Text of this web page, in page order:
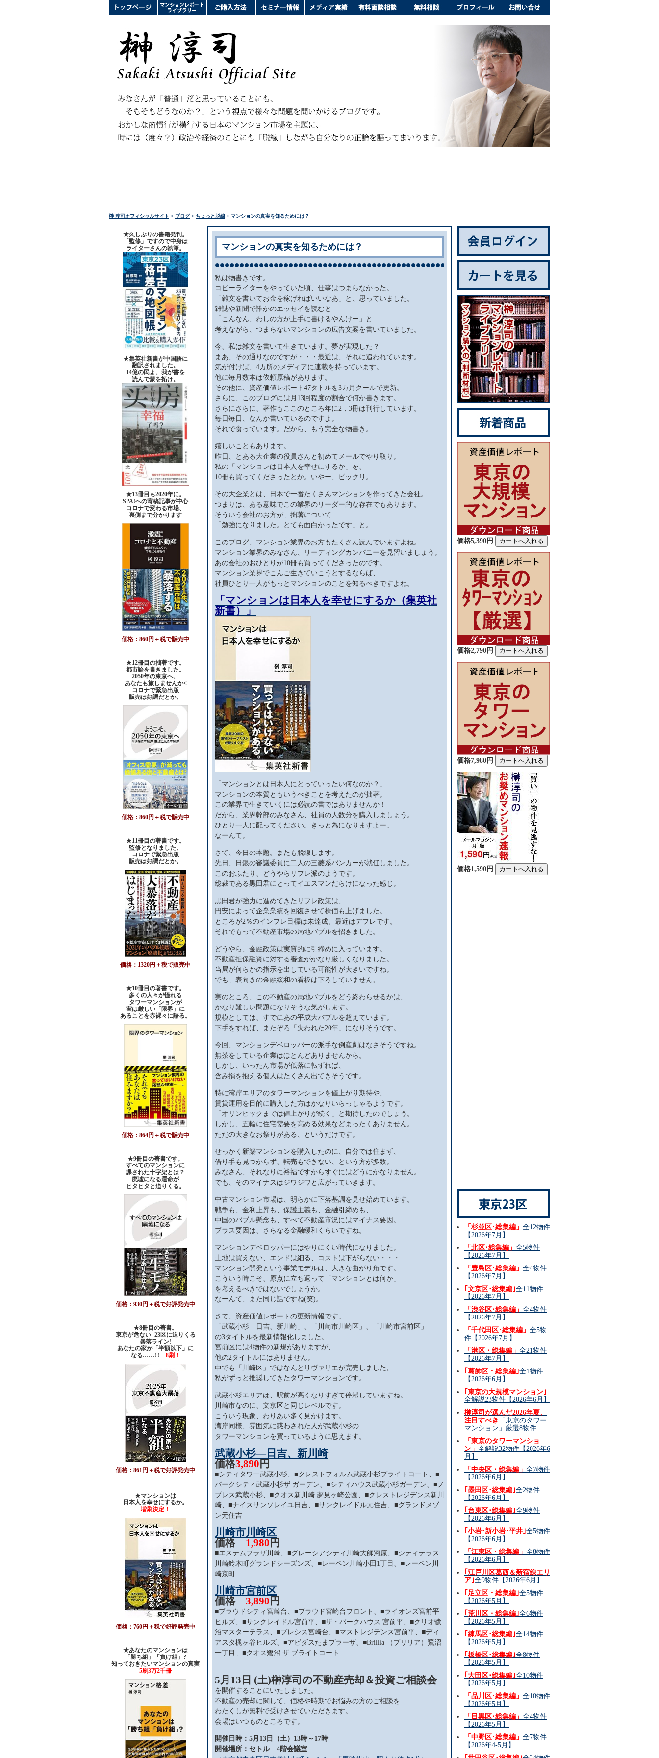
榊 淳司オフィシャルサイト > ブログ> ちょっと脱線 > マンションの真実を知るためには？
★久しぶりの書籍発刊。
「監修」ですので中身は
ライターさんの執筆。
★集英社新書が中国語に
翻訳されました。
14億の民よ、我が書を
読んで蒙を拓け。
★13冊目も2020年に。
SPA!への寄稿記事が中心
コロナで変わる市場、
裏側まで分かります
価格：860円＋税で販売中
★12冊目の拙著です。
都市論を書きました。
2050年の東京へ、
あなたも旅しませんか<
コロナで緊急出版
販売は好調だとか。
価格：860円＋税で販売中
★11冊目の著書です。
監修となりました。
コロナで緊急出版
販売は好調だとか。
価格：1320円＋税で販売中
★10冊目の著書です。
多くの人々が憧れる
タワーマンションが
実は厳しい「限界」に
あることを赤裸々に語る。
価格：864円＋税で販売中
★9冊目の著書です。
すべてのマンションに
課された十字架とは？
廃墟になる運命が
ヒタヒタと迫りくる。
価格：930円＋税で好評発売中
★8冊目の著書。
東京が危ない! 23区に迫りくる
暴落ライン!
あなたの家が「半額以下」に
なる……! ! 8刷！
価格：861円＋税で好評発売中
★マンションは
日本人を幸せにするか。
増刷決定！
価格：760円＋税で好評発売中
★あなたのマンションは
「勝ち組」「負け組」?
知っておきたいマンションの真実
5刷3万2千冊
マンションの真実を知るためには？
私は物書きです。
コピーライターをやっていた頃、仕事はつまらなかった。
「雑文を書いてお金を稼げればいいなあ」と、思っていました。
雑誌や新聞で誰かのエッセイを読むと
「こんなん、わしの方が上手に書けるやんけー」と
考えながら、つまらないマンションの広告文案を書いていました。
今、私は雑文を書いて生きています。夢が実現した？
まあ、その通りなのですが・・・最近は、それに追われています。
気が付けば、4カ所のメディアに連載を持っています。
他に毎月数本は依頼原稿があります。
その他に、資産価値レポート47タトルを3カ月クールで更新。
さらに、このブログには月13回程度の割合で何か書きます。
さらにさらに、著作もここのところ年に2，3冊は刊行しています。
毎日毎日、なんか書いているのですよ。
それで食っています。だから、もう完全な物書き。
嬉しいこともあります。
昨日、とある大企業の役員さんと初めてメールでやり取り。
私の「マンションは日本人を幸せにするか」を、
10冊も買ってくださったとか。いやー、ビックリ。
その大企業とは、日本で一番たくさんマンションを作ってきた会社。
つまりは、ある意味でこの業界のリーダー的な存在でもあります。
そういう会社のお方が、拙著について
「勉強になりました。とても面白かったです」と。
このブログ、マンション業界のお方もたくさん読んでいますよね。
マンション業界のみなさん、リーディングカンパニーを見習いましょう。
あの会社のおひとりが10冊も買ってくださったのです。
マンション業界でこんご生きていこうとするならば、
社員ひとり一人がもっとマンションのことを知るべきですよね。
「マンションは日本人を幸せにするか（集英社
新書）」
「マンションとは日本人にとっていったい何なのか？」
マンションの本質ともいうべきことを考えたのが拙著。
この業界で生きていくには必読の書ではありませんか！
だから、業界幹部のみなさん、社員の人数分を購入しましょう。
ひとり一人に配ってください。きっと為になりますよー。
なーんて。
さて、今日の本題。またも脱線します。
先日、日銀の審議委員に二人の三菱系バンカーが就任しました。
このおふたり、どうやらリフレ派のようです。
総裁である黒田君にとってイエスマンだらけになった感じ。
黒田君が強力に進めてきたリフレ政策は、
円安によって企業業績を回復させて株価も上げました。
ところが2％のインフレ目標は未達成。最近はデフレです。
それでもって不動産市場の局地バブルを招きました。
どうやら、金融政策は実質的に引締めに入っています。
不動産担保融資に対する審査がかなり厳しくなりました。
当局が何らかの指示を出している可能性が大きいですね。
でも、表向きの金融緩和の看板は下ろしていません。
実のところ、この不動産の局地バブルをどう終わらせるかは、
かなり難しい問題になりそうな気がします。
規模としては、すでにあの平成大バブルを超えています。
下手をすれば、またぞろ「失われた20年」になりそうです。
今回、マンションデベロッパーの派手な倒産劇はなさそうですね。
無茶をしている企業はほとんどありませんから。
しかし、いったん市場が低落に転ずれば、
含み損を抱える個人はたくさん出てきそうです。
特に湾岸エリアのタワーマンションを値上がり期待や、
賃貸運用を目的に購入した方はかなりいらっしゃるようです。
「オリンピックまでは値上がりが続く」と期待したのでしょう。
しかし、五輪に住宅需要を高める効果などまったくありません。
ただの大きなお祭りがある、というだけです。
せっかく新築マンションを購入したのに、自分では住まず、
借り手も見つからず、転売もできない、という方が多数。
みなさん、それなりに裕福ですからすぐにはどうにかなりません。
でも、そのマイナスはジワジワと広がっていきます。
中古マンション市場は、明らかに下落基調を見せ始めています。
戦争も、金利上昇も、保護主義も、金融引締めも、
中国のバブル懸念も、すべて不動産市況にはマイナス要因。
プラス要因は、さらなる金融緩和くらいですね。
マンションデベロッパーにはやりにくい時代になりました。
土地は買えない、エンドは細る、コストは下がらない・・・
マンション開発という事業モデルは、大きな曲がり角です。
こういう時こそ、原点に立ち返って「マンションとは何か」
を考えるべきではないでしょうか。
なーんて、また同じ話ですね(笑)。
さて、資産価値レポートの更新情報です。
「武蔵小杉―日吉、新川崎」、「川崎市川崎区」、「川崎市宮前区」
の3タイトルを最新情報化しました。
宮前区には4物件の新規がありますが、
他の2タイトルにはありません。
中でも「川崎区」ではなんとリヴァリエが完売しました。
私がずっと推奨してきたタワーマンションです。
武蔵小杉エリアは、駅前が高くなりすぎて停滞していますね。
川崎市なのに、文京区と同じレベルです。
こういう現象、わりあい多く見かけます。
湾岸同様、雰囲気に惑わされた人が武蔵小杉の
タワーマンションを買っているように思えます。
武蔵小杉―日吉、新川崎
価格3,890 円
■シティタワー武蔵小杉、■クレストフォルム武蔵小杉ブライトコート、■
パークシティ武蔵小杉ザ ガーデン、■シティハウス武蔵小杉ガーデン、■ノ
ブレス武蔵小杉、■クオス新川崎 夢見ヶ崎公園、■クレストレジデンス新川
崎、■ナイスサンソレイユ日吉、■サンクレイドル元住吉、■グランドメゾ
ン元住吉
川崎市川崎区
価格 1,980 円
■エステムプラザ川崎、■グレーシアシティ川崎大師河原、■シティテラス
川崎鈴木町グランドシーズンズ、■レーベン川崎小田1丁目、■レーベン川
崎京町
川崎市宮前区
価格 3,890 円
■プラウドシティ宮崎台、■プラウド宮崎台フロント、■ライオンズ宮前平
ヒルズ、■サンクレイドル宮前平、■ザ・パークハウス 宮前平、■クリオ鷺
沼マスターテラス、■プレシス宮崎台、■マストレジデンス宮前平、■ディ
アスタ梶ヶ谷ヒルズ、■アビダスたまプラーザ、■Brillia （ブリリア）鷺沼
一丁目、■クオス鷺沼 ザ ブライトコート
5月13日 (土)榊淳司の不動産売却＆投資ご相談会
を開催することにいたしました。
不動産の売却に関して、価格や時期でお悩みの方のご相談を
わたくしが無料で受けさせていただきます。
会場はいつものところです。
開催日時：5月13日（土）13時～17時
開催場所：セトル 4階会議室
価格5,390円
価格2,790円
価格7,980円
価格1,590円
「杉並区･総集編」 全12物件
【2026年7月】
「北区･総集編」 全5物件
【2026年7月】
「豊島区･総集編」 全4物件
【2026年7月】
｢文京区･総集編｣全11物件
【2026年7月】
「渋谷区･総集編」 全4物件
【2026年7月】
「千代田区･総集編」 全5物
件【2026年7月】
「港区・総集編」 全21物件
【2026年7月】
｢葛飾区・総集編｣全1物件
【2026年6月】
｢東京の大規模マンション｣
全解説23物件【2026年6月】
榊淳司が選んだ2026年夏、
注目すべき
「東京のタワー
マンション」厳選8物件
「東京のタワーマンショ
ン」 全解説32物件【2026年6
月】
「中央区・総集編」 全7物件
【2026年6月】
｢墨田区･総集編｣全2物件
【2026年6月】
｢台東区･総集編｣全9物件
【2026年6月】
｢小岩･新小岩･平井｣全5物件
【2026年6月】
「江東区・総集編」 全8物件
【2026年6月】
｢江戸川区葛西＆新宿線エリ
ア｣全9物件【2026年6月】
｢足立区・総集編｣全5物件
【2026年5月】
｢荒川区・総集編｣全6物件
【2026年5月】
｢練馬区･総集編｣全14物件
【2026年5月】
｢板橋区･総集編｣全8物件
【2026年5月】
｢大田区･総集編｣全10物件
【2026年5月】
「品川区･総集編」 全10物件
【2026年5月】
「目黒区･総集編」 全4物件
【2026年5月】
「中野区･総集編」 全7物件
【2026年4-5月】